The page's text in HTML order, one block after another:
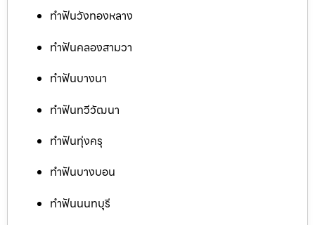
ทำฟันวังทองหลาง
ทำฟันคลองสามวา
ทำฟันบางนา
ทำฟันทวีวัฒนา
ทำฟันทุ่งครุ
ทำฟันบางบอน
ทำฟันนนทบุรี